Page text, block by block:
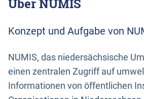
Über NUMIS
Konzept und Aufgabe von
NUMIS, das niedersächsische
einen zentralen Zugriff auf
Informationen von öffentlichen